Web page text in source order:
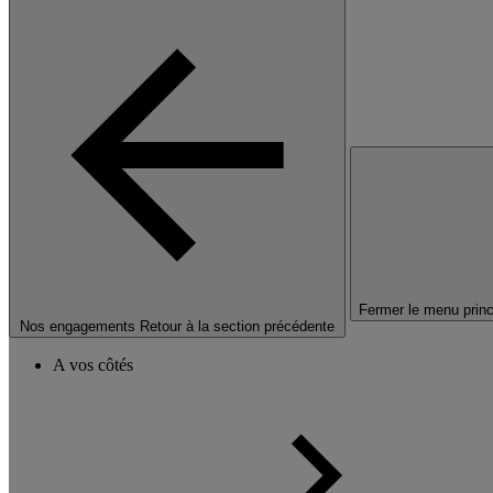
Nos engagements Retour à la section précédente
Fermer le menu
A vos côtés